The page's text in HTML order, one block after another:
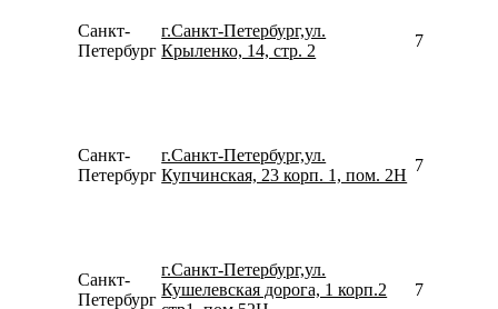
Санкт-
Петербург
г.Санкт-Петербург,ул.
Крыленко, 14, стр. 2
Санкт-
Петербург
г.Санкт-Петербург,ул.
Купчинская, 23 корп. 1, пом. 2Н
Санкт-
Петербург
г.Санкт-Петербург,ул.
Кушелевская дорога, 1 корп.2